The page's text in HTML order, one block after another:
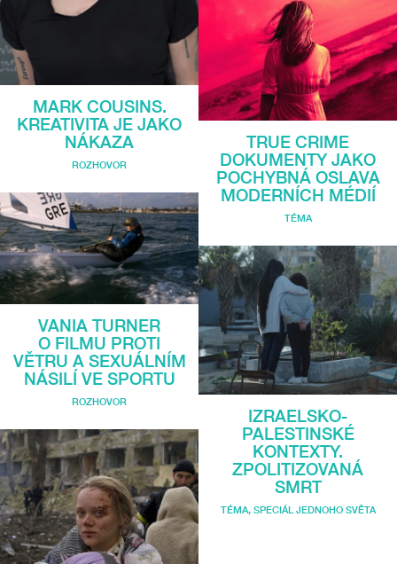
MARK COUSINS.
KREATIVITA JE JAKO
NÁKAZA
ROZHOVOR
VANIA TURNER
O FILMU PROTI
VĚTRU A SEXUÁLNÍM
NÁSILÍ VE SPORTU
ROZHOVOR
TRUE CRIME
DOKUMENTY JAKO
POCHYBNÁ OSLAVA
MODERNÍCH MÉDIÍ
TÉMA
IZRAELSKO-
PALESTINSKÉ
KONTEXTY.
ZPOLITIZOVANÁ
SMRT
TÉMA, SPECIÁL JEDNOHO SVĚTA